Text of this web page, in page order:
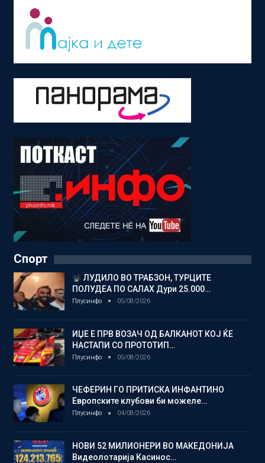
Спорт
ЛУДИЛО ВО ТРАБЗОН, ТУРЦИТЕ
ПОЛУДЕА ПО САЛАХ Дури 25.000…
Плусинфо 05/08/2026
ИЏЕ Е ПРВ ВОЗАЧ ОД БАЛКАНОТ КОЈ ЌЕ
НАСТАПИ СО ПРОТОТИП…
Плусинфо 05/08/2026
ЧЕФЕРИН ГО ПРИТИСКА ИНФАНТИНО
Европските клубови би можеле…
Плусинфо 04/08/2026
НОВИ 52 МИЛИОНЕРИ ВО МАКЕДОНИЈА
Видеолотарија Касинос…